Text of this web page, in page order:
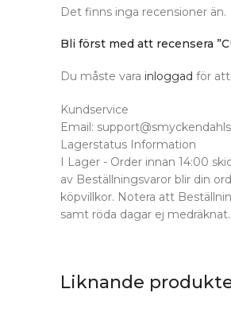
Det finns inga recensioner än.
Bli först med att recensera
Du måste vara inloggad för att
Kundservice
Email:
Lagerstatus Information
I Lager - Order innan 14:00
av Beställningsvaror blir din
köpvillkor. Notera att
samt röda dagar ej medräknat.
Liknande